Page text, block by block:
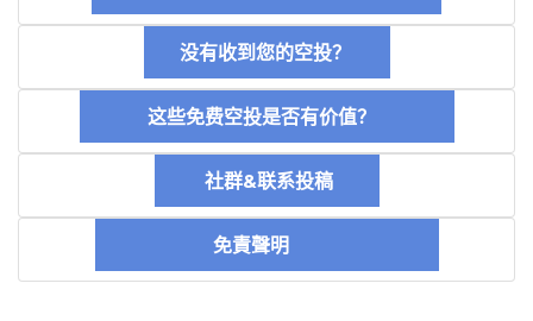
没有收到您的空投？
这些免费空投是否有价值？
社群&联系投稿
免責聲明